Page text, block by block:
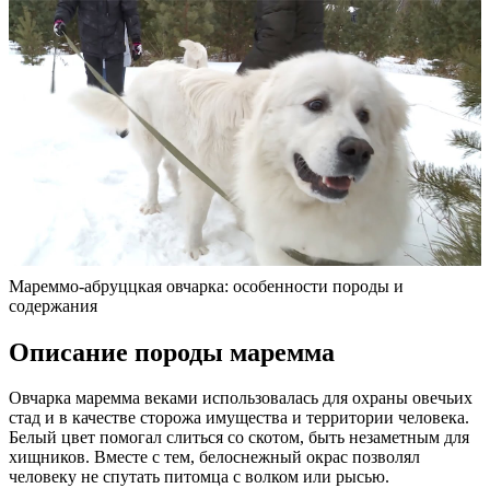
Мареммо-абруццкая овчарка: особенности породы и
содержания
Описание породы маремма
Овчарка маремма веками использовалась для охраны овечьих
стад и в качестве сторожа имущества и территории человека.
Белый цвет помогал слиться со скотом, быть незаметным для
хищников. Вместе с тем, белоснежный окрас позволял
человеку не спутать питомца с волком или рысью.